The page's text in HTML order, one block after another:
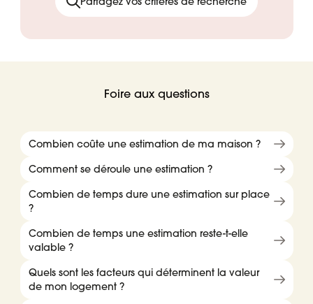
Foire aux questions
Combien coûte une estimation de ma maison ?
Comment se déroule une estimation ?
Combien de temps dure une estimation sur place
?
Combien de temps une estimation reste-t-elle
valable ?
Quels sont les facteurs qui déterminent la valeur
de mon logement ?